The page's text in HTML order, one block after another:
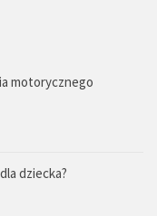
motorycznego
dziecka?